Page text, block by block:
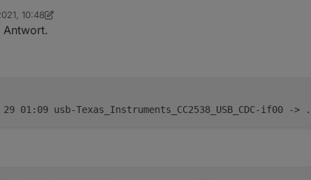
10:48
Antwort.
01:09 usb-Texas_Instruments_CC2538_USB_CDC-if00 -